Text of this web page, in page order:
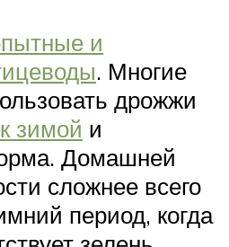
и
. Многие
дрожжи
зимой и
Домашней
сложнее всего
период, когда